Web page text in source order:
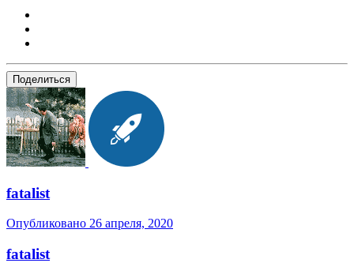
Поделиться
fatalist
Опубликовано 26 апреля, 2020
fatalist